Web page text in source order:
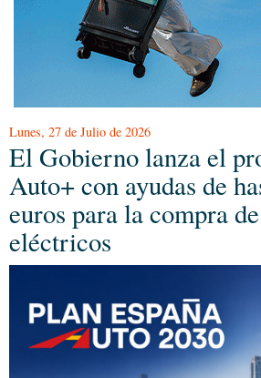
Lunes, 27 de Julio de 2026
El Gobierno lanza el
Auto+ con ayudas de
euros para la compra
eléctricos